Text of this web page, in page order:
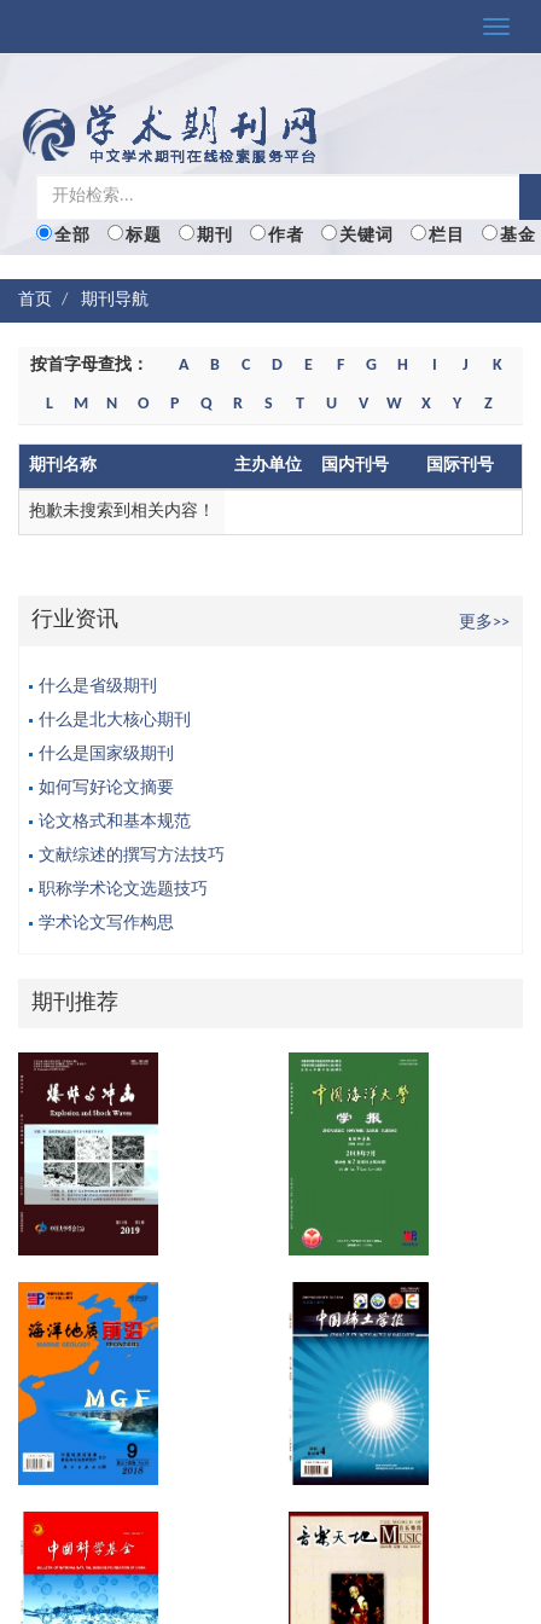
Toggle
全部 标题 期刊 作者 关键词 栏目 基金
首页 期刊导航
按首字母查找： A B C D E F G H I J K
L M N O P Q R S T U V W X Y Z
期刊名称 主办单位 国内刊号 国际刊号
抱歉未搜索到相关内容！
行业资讯 更多>>
什么是省级期刊
什么是北大核心期刊
什么是国家级期刊
如何写好论文摘要
论文格式和基本规范
文献综述的撰写方法技巧
职称学术论文选题技巧
学术论文写作构思
期刊推荐